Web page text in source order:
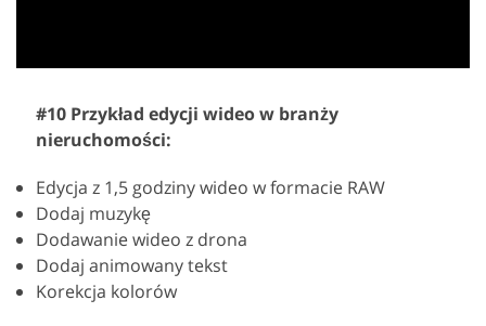
#10 Przykład edycji wideo w branży
nieruchomości:
Edycja z 1,5 godziny wideo w formacie RAW
Dodaj muzykę
Dodawanie wideo z drona
Dodaj animowany tekst
Korekcja kolorów